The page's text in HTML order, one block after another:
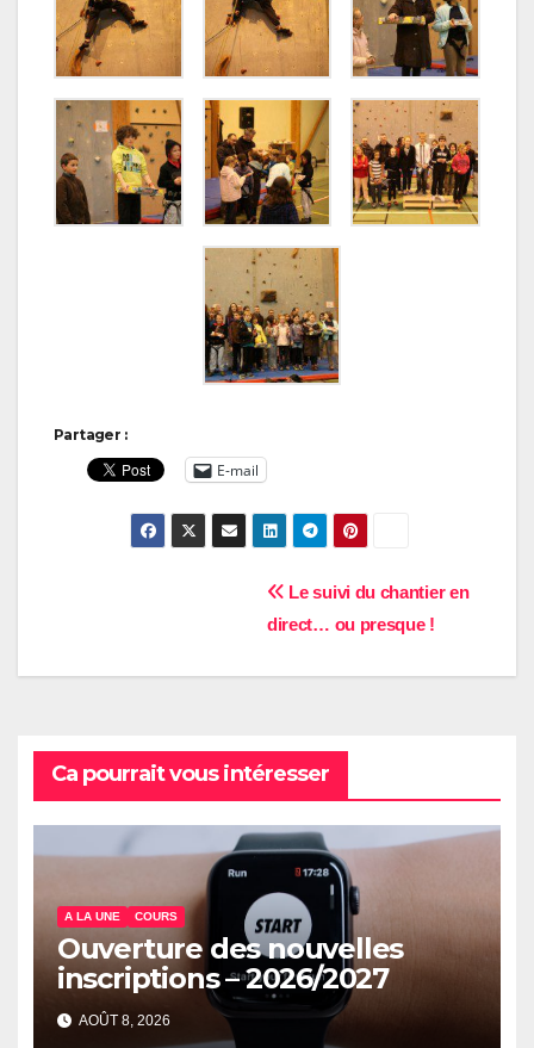
Partager :
E-mail
Le suivi du chantier en
direct… ou presque !
Ca pourrait vous intéresser
A LA UNE COURS
Ouverture des nouvelles
inscriptions – 2026/2027
AOÛT 8, 2026